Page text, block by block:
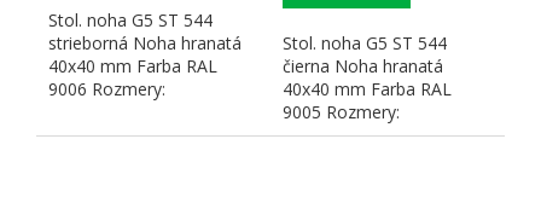
Stol. noha G5 ST 544
strieborná Noha hranatá
40x40 mm Farba RAL
9006 Rozmery:
hrúbku stolovej...
Stol. noha G5 ST 544
čierna Noha hranatá
40x40 mm Farba RAL
9005 Rozmery:
40x40x680–830 H Na